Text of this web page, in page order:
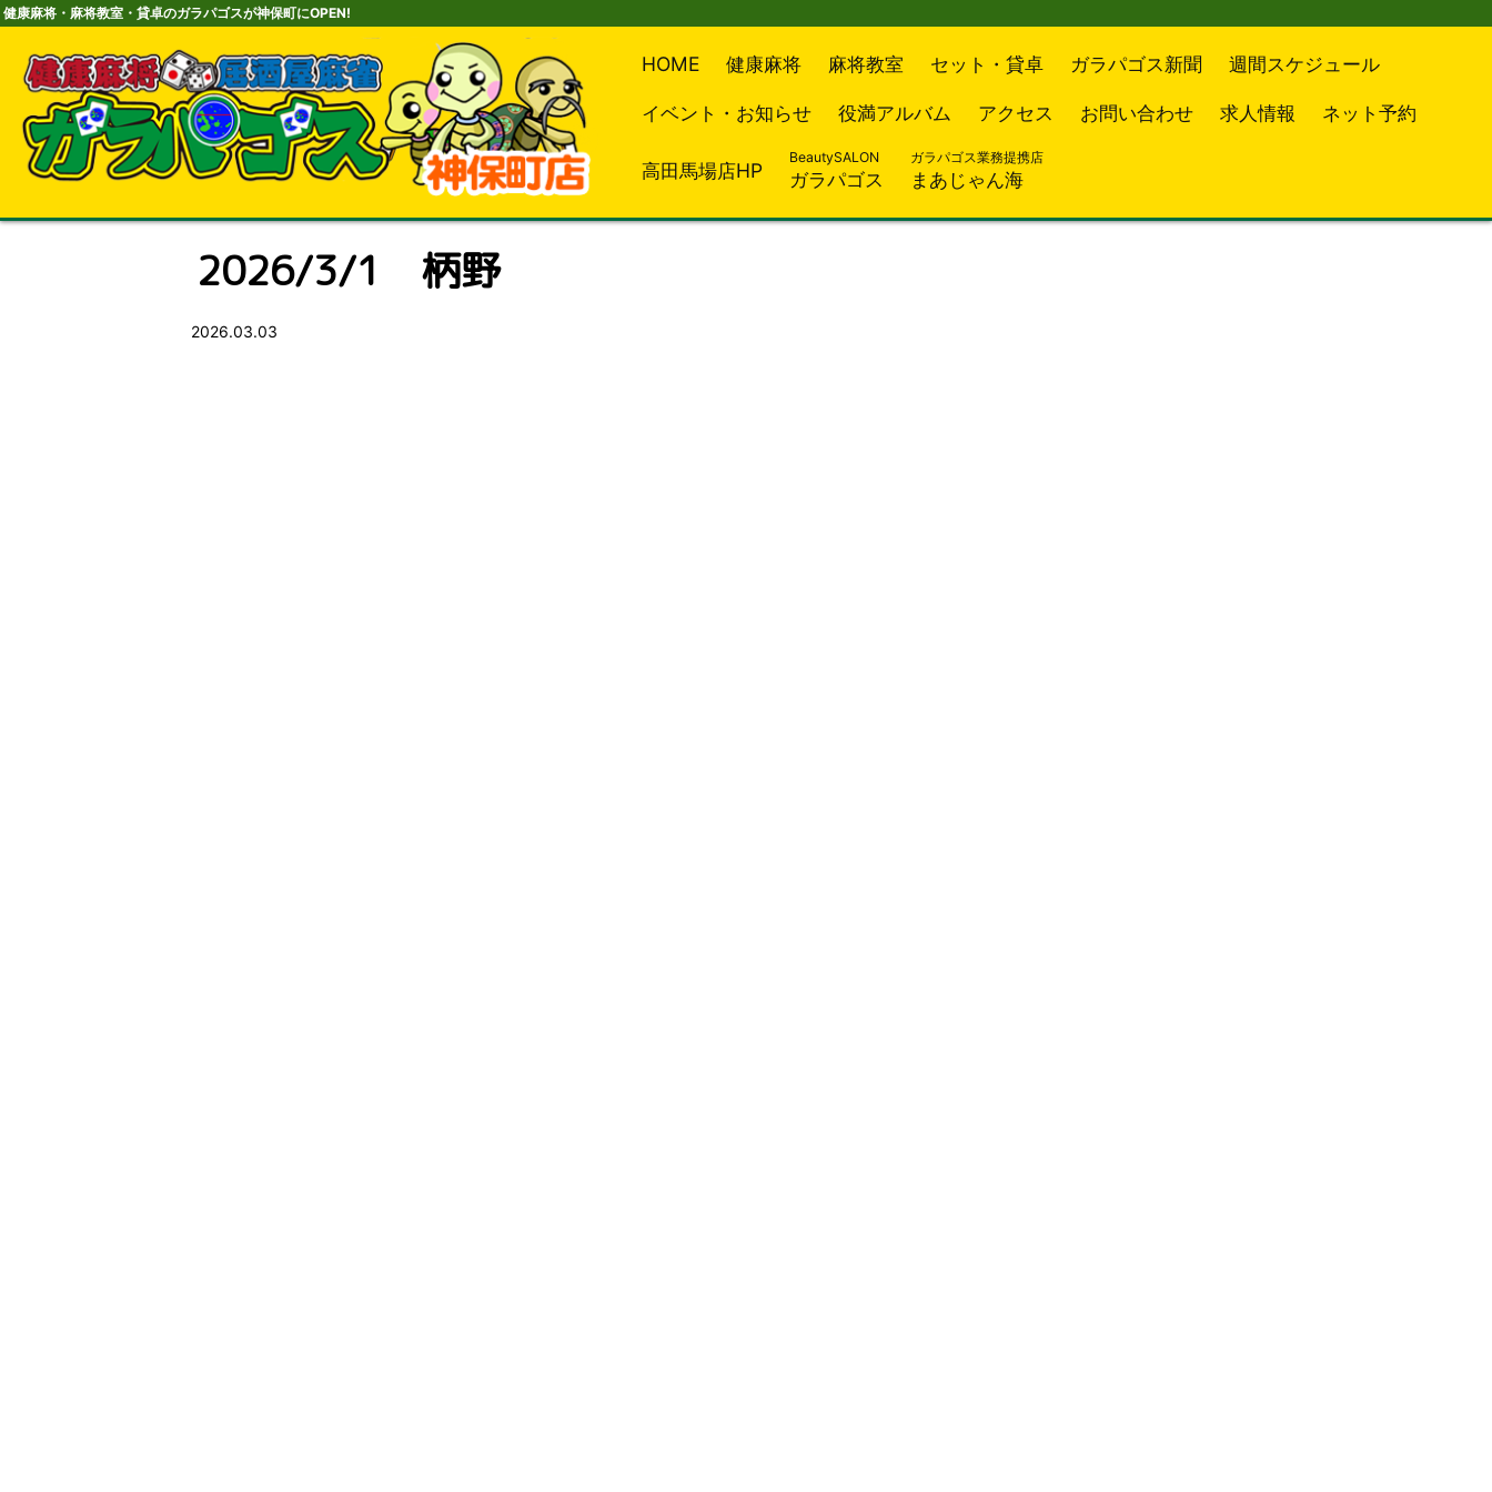
健康麻将・麻将教室・貸卓のガラパゴスが神保町にOPEN!
HOME 健康麻将 麻将教室 セット・貸卓 ガラパゴス新聞 週間スケジュール
イベント・お知らせ 役満アルバム アクセス お問い合わせ 求人情報 ネット予約
高田馬場店HP
BeautySALON
ガラパゴス
ガラパゴス業務提携店
まあじゃん海
2026/3/1 柄野
2026.03.03